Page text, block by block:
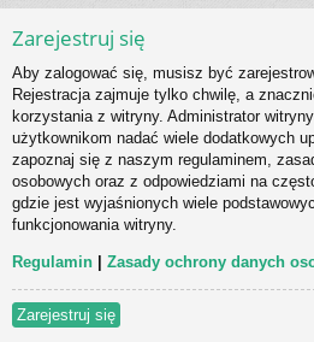
Zarejestruj się
Aby zalogować się, musisz być
Rejestracja zajmuje tylko chwilę, a
korzystania z witryny. Administrator
użytkownikom nadać wiele dodatkowych
zapoznaj się z naszym regulaminem,
osobowych oraz z odpowiedziami na
gdzie jest wyjaśnionych wiele
funkcjonowania witryny.
Regulamin | Zasady ochrony danych
Zarejestruj się